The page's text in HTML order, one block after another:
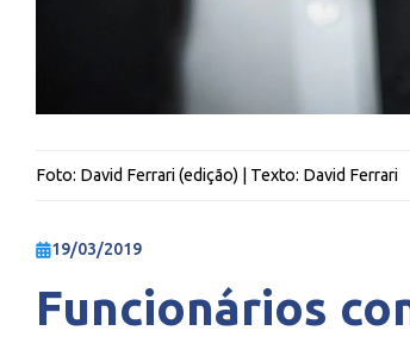
Foto: David Ferrari (edição) | Texto: David Ferrari
19/03/2019
Funcionários